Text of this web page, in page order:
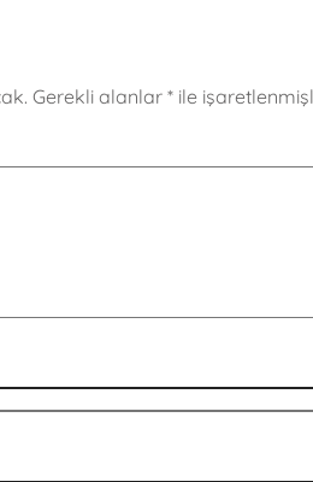
Gerekli alanlar * ile